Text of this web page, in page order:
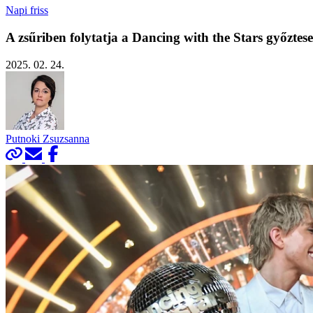
Napi friss
A zsűriben folytatja a Dancing with the Stars
2025. 02. 24.
Putnoki Zsuzsanna